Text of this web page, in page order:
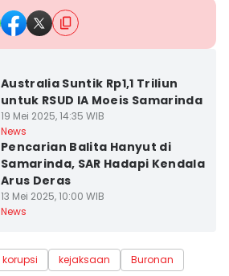
Australia Suntik Rp1,1 Triliun
untuk RSUD IA Moeis Samarinda
19 Mei 2025, 14:35 WIB
News
Pencarian Balita Hanyut di
Samarinda, SAR Hadapi Kendala
Arus Deras
13 Mei 2025, 10:00 WIB
News
korupsi kejaksaan Buronan